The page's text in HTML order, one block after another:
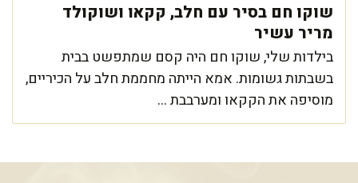
שוקו חם בסיר עם חלב, קקאו ושוקולד
מריר עשיר
בילדות שלי, שוקו חם היה קסם שמתפשט בבית
בשבתות גשומות. אמא הייתה מחממת חלב על הכיריים,
מוסיפה את הקקאו ומערבבת ...